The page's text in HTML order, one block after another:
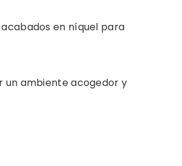
en níquel para
un ambiente acogedor y